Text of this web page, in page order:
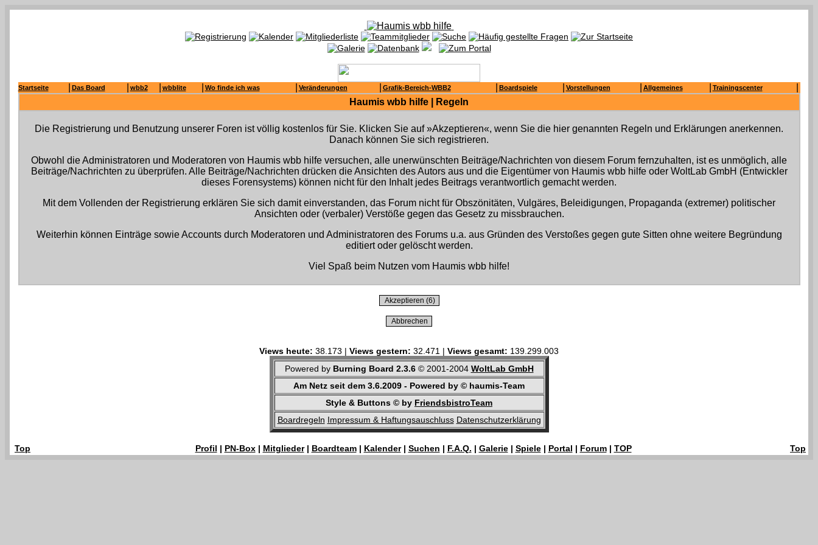
Startseite Das Board wbb2 wbblite Wo finde ich was Veränderungen Grafik-Bereich-WBB2 Boardspiele Vorstellungen Allgemeines Trainingscenter
Haumis wbb hilfe | Regeln
Die Registrierung und Benutzung unserer Foren ist völlig kostenlos für Sie. Klicken Sie auf »Akzeptieren«, wenn Sie die hier genannten Regeln und Erklärungen anerkennen.
Danach können Sie sich registrieren.
Obwohl die Administratoren und Moderatoren von Haumis wbb hilfe versuchen, alle unerwünschten Beiträge/Nachrichten von diesem Forum fernzuhalten, ist es unmöglich, alle
Beiträge/Nachrichten zu überprüfen. Alle Beiträge/Nachrichten drücken die Ansichten des Autors aus und die Eigentümer von Haumis wbb hilfe oder WoltLab GmbH (Entwickler
dieses Forensystems) können nicht für den Inhalt jedes Beitrags verantwortlich gemacht werden.
Mit dem Vollenden der Registrierung erklären Sie sich damit einverstanden, das Forum nicht für Obszönitäten, Vulgäres, Beleidigungen, Propaganda (extremer) politischer
Ansichten oder (verbaler) Verstöße gegen das Gesetz zu missbrauchen.
Weiterhin können Einträge sowie Accounts durch Moderatoren und Administratoren des Forums u.a. aus Gründen des Verstoßes gegen gute Sitten ohne weitere Begründung
editiert oder gelöscht werden.
Viel Spaß beim Nutzen vom Haumis wbb hilfe!
Views heute: 38.173 | Views gestern: 32.471 | Views gesamt: 139.299.003
Powered by Burning Board 2.3.6© 2001-2004 WoltLab GmbH
Am Netz seit dem 3.6.2009 - Powered by © haumis-Team
Style & Buttons © by FriendsbistroTeam
Boardregeln Impressum & Haftungsauschluss Datenschutzerklärung
Top Profil | PN-Box| Mitglieder| Boardteam| Kalender| Suchen | F.A.Q. | Galerie| Spiele| Portal | Forum| TOP Top